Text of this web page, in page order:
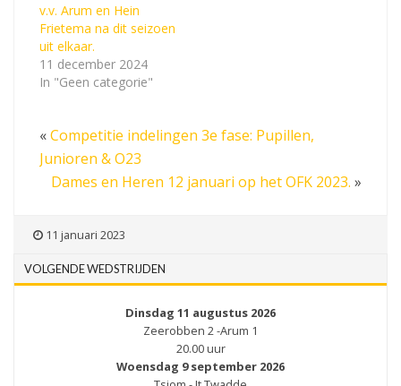
v.v. Arum en Hein
Frietema na dit seizoen
uit elkaar.
11 december 2024
In "Geen categorie"
«Competitie indelingen 3e fase: Pupillen,
Junioren & O23
Dames en Heren 12 januari op het OFK 2023. »
11 januari 2023
VOLGENDE WEDSTRIJDEN
Dinsdag 11 augustus 2026
Zeerobben 2 -Arum 1
20.00 uur
Woensdag 9 september 2026